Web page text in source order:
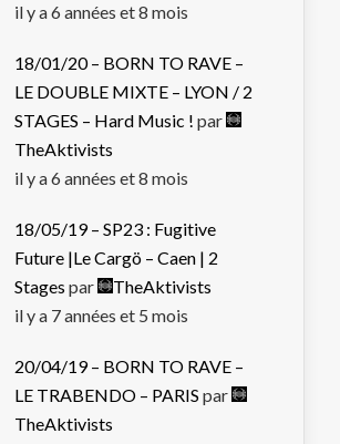
il y a 6 années et 8 mois
18/01/20 – BORN TO RAVE –
LE DOUBLE MIXTE – LYON / 2
STAGES – Hard Music ! par
TheAktivists
il y a 6 années et 8 mois
18/05/19 – SP23 : Fugitive
Future |Le Cargö – Caen | 2
Stages par
TheAktivists
il y a 7 années et 5 mois
20/04/19 – BORN TO RAVE –
LE TRABENDO – PARIS par
TheAktivists